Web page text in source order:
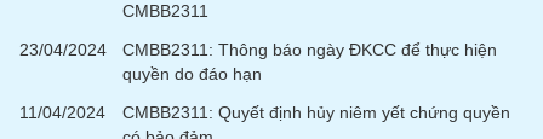
CMBB2311
23/04/2024
CMBB2311: Thông báo ngày ĐKCC để thực hiện
quyền do đáo hạn
11/04/2024
CMBB2311: Quyết định hủy niêm yết chứng quyền
tài